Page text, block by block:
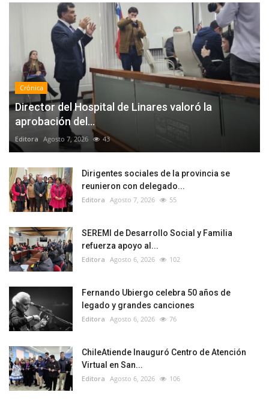
Crónica
Director del Hospital de Linares valoró la
aprobación del...
Editora Agosto 7, 2026 43
Dirigentes sociales de la provincia se
reunieron con delegado...
Editora Agosto 7, 2026 55
SEREMI de Desarrollo Social y Familia
refuerza apoyo al...
Editora Agosto 6, 2026 102
Fernando Ubiergo celebra 50 años de
legado y grandes canciones
Editora Agosto 6, 2026 76
ChileAtiende Inauguró Centro de Atención
Virtual en San...
Editora Agosto 6, 2026 106